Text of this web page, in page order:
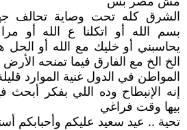
الشرق كله تحت وصاية تحالف
بسم الله أو اتكلنا ع الله أو
يحاسبني أو خليك مع الله أو الحل
الخ الخ مع الفارق فيما تمنحه
المواطن في الدول غنية الموارد
إنه الإنبطاح وده اللي بفكر
بيها وقت فراغي
تحية .. عيد سعيد عليكم وأحبابكم